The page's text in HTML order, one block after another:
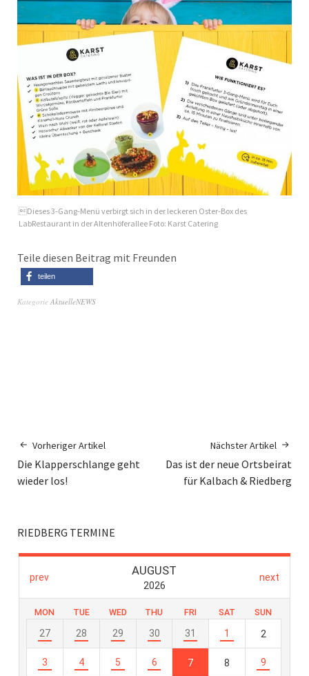
Dieses 3-Gang-Menü verbirgt sich in der leckeren Oster-Box des
LabRestaurant in der Altenhöferallee Foto: Karst Catering
Teile diesen Beitrag mit Freunden
teilen
Kategorie AktuelleNEWS
Vorheriger Artikel
Die Klapperschlange geht
wieder los!
Nächster Artikel
Das ist der neue Ortsbeirat
für Kalbach & Riedberg
RIEDBERG TERMINE